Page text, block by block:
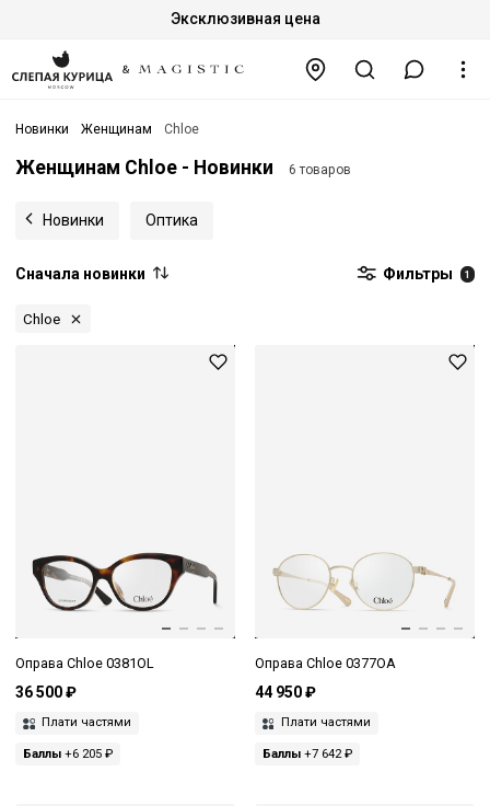
Эксклюзивная цена
Новинки Женщинам Chloe
Женщинам Chloe - Новинки 6 товаров
Новинки Оптика
Сначала новинки Фильтры 1
Chloe
Оправа Chloe 0381OL
36 500 ₽
Плати частями
Баллы +6 205 ₽
Оправа Chloe 0377OA
44 950 ₽
Плати частями
Баллы+7 642 ₽